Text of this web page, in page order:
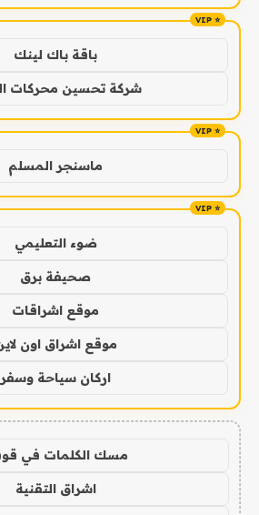
باقة باك لينك
شركة تحسين محركات
ماسنجر المسلم
ضوء التعليمي
صحيفة برق
موقع اشراقات
موقع اشراق اون
اركان سياحة وسفر
مسك الكلمات في
اشراق التقنية